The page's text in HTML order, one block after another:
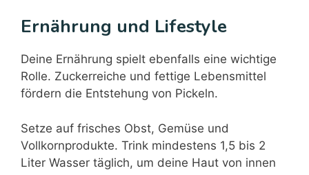
Ernährung und Lifestyle
Deine Ernährung spielt ebenfalls eine wichtige
Rolle. Zuckerreiche und fettige Lebensmittel
fördern die Entstehung von Pickeln.
Setze auf frisches Obst, Gemüse und
Vollkornprodukte. Trink mindestens 1,5 bis 2
Liter Wasser täglich, um deine Haut von innen